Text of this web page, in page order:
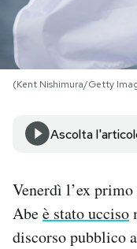
NEWSLETTER
I MIEI PREFERITI
SHOP
AREA PERSONALE
(Kent Nishimura/Getty
Ascolta
Venerdì l’ex
Abeè stato ucciso
discorso pubblico